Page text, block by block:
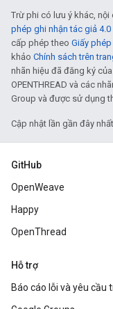
Trừ phi có lưu ý khác,
phép ghi nhận tác giả
cấp phép theo Giấy
khảo Chính sách trên
nhãn hiệu đã đăng ký
OPENTHREAD và các
Group và được sử dụng
Cập nhật lần gần đây
GitHub
OpenWeave
Happy
OpenThread
Hỗ trợ
Báo cáo lỗi và yêu cầu